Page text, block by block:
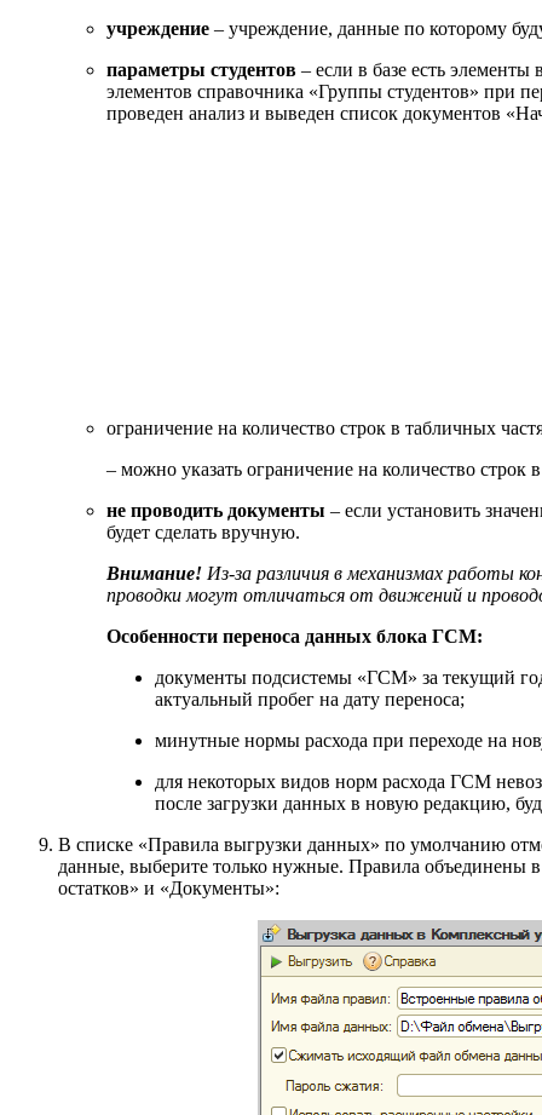
учреждение – учреждение, данные по которому
параметры студентов – если в базе есть
элементов справочника «Группы студентов» при
проведен анализ и выведен список документов
ограничение на количество строк в табличных
– можно указать ограничение на количество строк
не проводить документы – если установить
будет сделать вручную.
Внимание! Из-за различия в механизмах работы
проводки могут отличаться от движений и
Особенности переноса данных блока ГСМ:
документы подсистемы «ГСМ» за текущий
актуальный пробег на дату переноса;
минутные нормы расхода при переходе на
для некоторых видов норм расхода ГСМ
после загрузки данных в новую редакцию,
В списке «Правила выгрузки данных» по умолчанию
данные, выберите только нужные. Правила объединены
остатков» и «Документы»: